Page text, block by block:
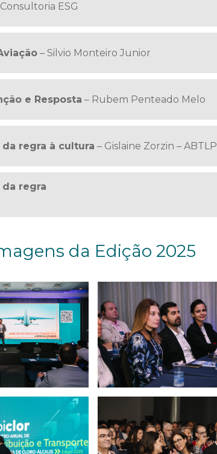
ESG
– Silvio Monteiro Junior
e Resposta – Rubem Penteado Melo
regra à cultura – Gislaine Zorzin – ABTLP
regra
da Edição 2025